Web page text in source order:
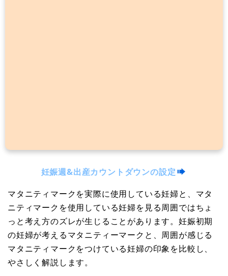
妊娠週&出産カウントダウンの設定
マタニティマークを実際に使用している妊婦と、マタ
ニティマークを使用している妊婦を見る周囲ではちょ
っと考え方のズレが生じることがあります。妊娠初期
の妊婦が考えるマタニティーマークと、周囲が感じる
マタニティマークをつけている妊婦の印象を比較し、
やさしく解説します。